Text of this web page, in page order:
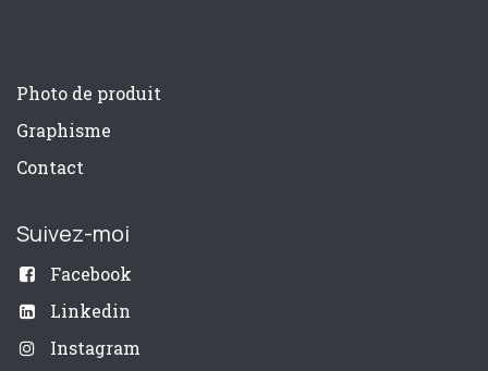
Photo de produit
Graphisme
Contact
Suivez-moi
Facebook
Linkedin
Instagram